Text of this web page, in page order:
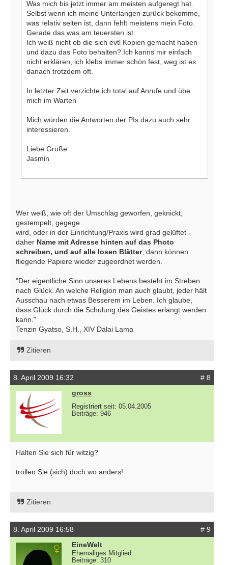
Was mich bis jetzt immer am meisten aufgeregt hat.
Selbst wenn ich meine Unterlangen zurück bekomme,
was relativ selten ist, dann fehlt meistens mein Foto.
Gerade das was am teuersten ist.
Ich weiß nicht ob die sich evtl Kopien gemacht haben
und dazu das Foto behalten? Ich kanns mir einfach
nicht erklären, ich klebs immer schön fest, weg ist es
danach trotzdem oft.
In letzter Zeit verzichte ich total auf Anrufe und übe
mich im Warten
Mich würden die Antworten der PIs dazu auch sehr
interessieren.
Liebe Grüße
Jasmin
Wer weiß, wie oft der Umschlag geworfen, geknickt,
gestempelt, gegege
wird, oder in der Einrichtung/Praxis wird grad gelüftet -
daher Name mit Adresse hinten auf das Photo
schreiben, und auf alle losen Blätter, dann können
fliegende Papiere wieder zugeordnet werden.
"Der eigentliche Sinn unseres Lebens besteht im Streben
nach Glück. An welche Religion man auch glaubt, jeder hält
Ausschau nach etwas Besserem im Leben. Ich glaube,
dass Glück durch die Schulung des Geistes erlangt werden
kann."
Tenzin Gyatso, S.H., XIV Dalai Lama
Zitieren
8. April 2009 16:32
# 8
gross
Registriert seit: 05.04.2005
Beiträge: 946
Halten Sie sich für witzig?
trollen Sie (sich) doch wo anders!
Zitieren
8. April 2009 16:58
# 9
EineWelt
Ehemaliges Mitglied
Beiträge: 310